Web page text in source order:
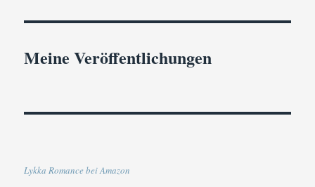
Meine Veröffentlichungen
Lykka Romance bei Amazon